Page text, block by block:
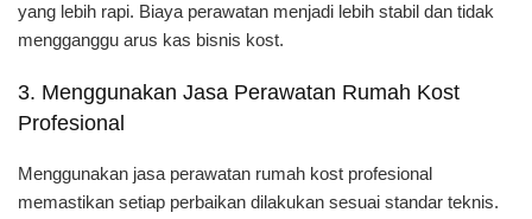
yang lebih rapi. Biaya perawatan menjadi lebih stabil dan tidak
mengganggu arus kas bisnis kost.
3. Menggunakan Jasa Perawatan Rumah Kost
Profesional
Menggunakan jasa perawatan rumah kost profesional
memastikan setiap perbaikan dilakukan sesuai standar teknis.